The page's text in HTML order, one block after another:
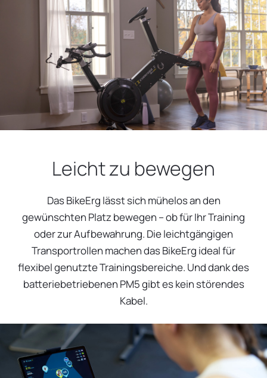
Leicht zu bewegen
Das BikeErg lässt sich mühelos an den
gewünschten Platz bewegen – ob für Ihr Training
oder zur Aufbewahrung. Die leichtgängigen
Transportrollen machen das BikeErg ideal für
flexibel genutzte Trainingsbereiche. Und dank des
batteriebetriebenen PM5 gibt es kein störendes
Kabel.